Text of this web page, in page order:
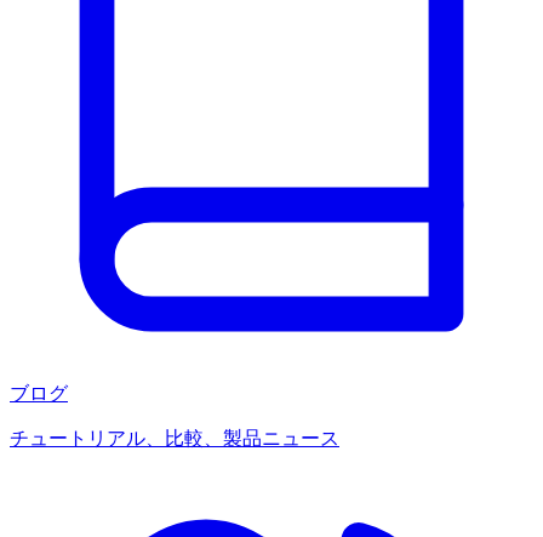
ブログ
チュートリアル、比較、製品ニュース